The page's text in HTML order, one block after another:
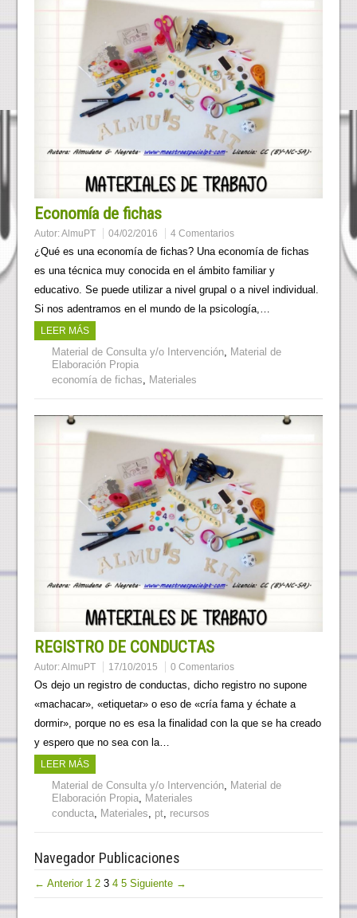
Economía de fichas
Autor:AlmuPT 04/02/2016 4 Comentarios
¿Qué es una economía de fichas? Una economía de fichas
es una técnica muy conocida en el ámbito familiar y
educativo. Se puede utilizar a nivel grupal o a nivel individual.
Si nos adentramos en el mundo de la psicología,…
LEER MÁS
Material de Consulta y/o Intervención, Material de
Elaboración Propia
economía de fichas, Materiales
REGISTRO DE CONDUCTAS
Autor:AlmuPT 17/10/2015 0 Comentarios
Os dejo un registro de conductas, dicho registro no supone
«machacar», «etiquetar» o eso de «cría fama y échate a
dormir», porque no es esa la finalidad con la que se ha creado
y espero que no sea con la…
LEER MÁS
Material de Consulta y/o Intervención, Material de
Elaboración Propia, Materiales
conducta, Materiales, pt, recursos
Navegador Publicaciones
← Anterior 1 2 3 4 5 Siguiente →